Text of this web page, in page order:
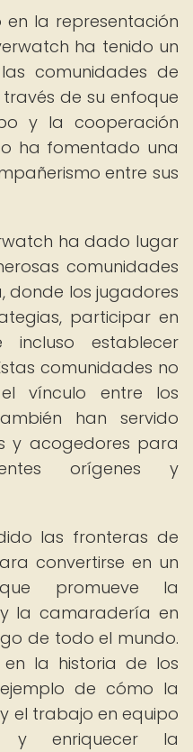
la representación
ha tenido un
comunidades de
de su enfoque
y la cooperación
ha fomentado una
entre sus
ha dado lugar
comunidades
donde los jugadores
participar en
establecer
comunidades no
vínculo entre los
han servido
y acogedores para
orígenes y
las fronteras de
convertirse en un
promueve la
la camaradería en
de todo el mundo.
la historia de los
de cómo la
el trabajo en equipo
y enriquecer la